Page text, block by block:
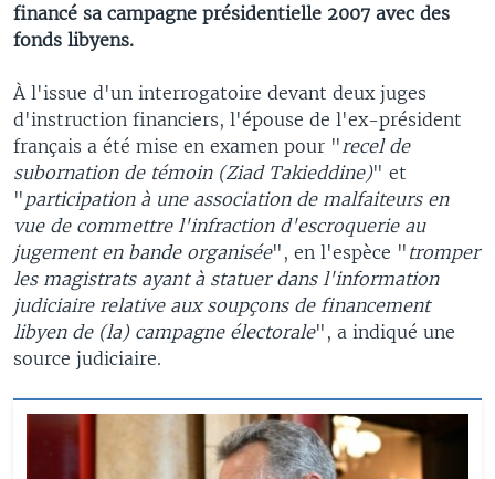
financé sa campagne présidentielle 2007 avec des
fonds libyens.
À l'issue d'un interrogatoire devant deux juges
d'instruction financiers, l'épouse de l'ex-président
français a été mise en examen pour " recel de
subornation de témoin (Ziad Takieddine)" et
" participation à une association de malfaiteurs en
vue de commettre l'infraction d'escroquerie au
jugement en bande organisée", en l'espèce " tromper
les magistrats ayant à statuer dans l'information
judiciaire relative aux soupçons de financement
libyen de (la) campagne électorale", a indiqué une
source judiciaire.